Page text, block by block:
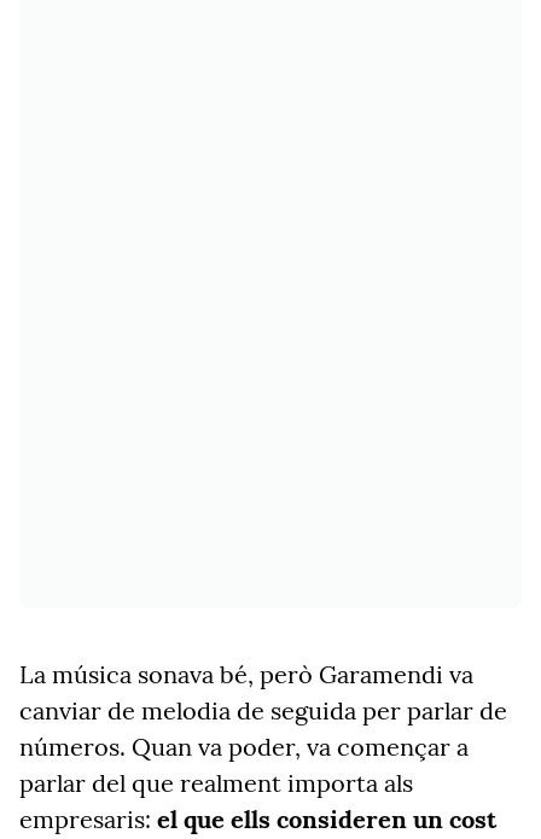
La música sonava bé, però Garamendi va
canviar de melodia de seguida per parlar de
números. Quan va poder, va començar a
parlar del que realment importa als
empresaris: el que ells consideren un cost